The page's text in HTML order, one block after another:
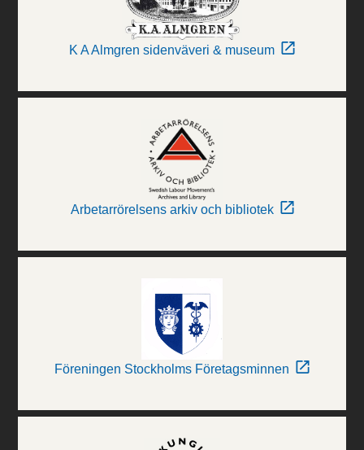
K A Almgren sidenväveri & museum
Arbetarrörelsens arkiv och bibliotek
Föreningen Stockholms Företagsminnen